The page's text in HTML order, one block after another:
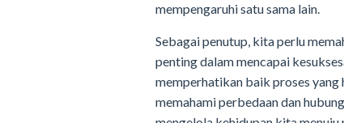
mempengaruhi satu sama lain.
Sebagai penutup, kita perlu
penting dalam mencapai
memperhatikan baik proses yang
memahami perbedaan dan